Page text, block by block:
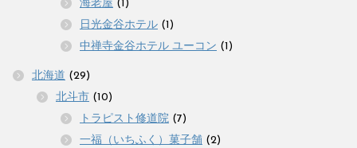
海老屋 (1)
日光金谷ホテル (1)
中禅寺金谷ホテル ユーコン (1)
北海道 (29)
北斗市 (10)
トラピスト修道院 (7)
一福（いちふく）菓子舗 (2)